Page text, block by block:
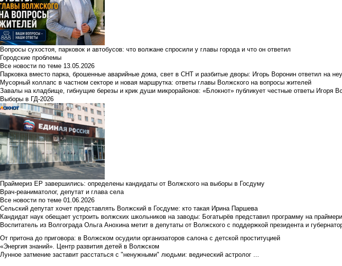
Вопросы сухостоя, парковок и автобусов: что волжане спросили у главы города и что он ответил
Городские проблемы
Все новости по теме 13.05.2026
Парковка вместо парка, брошенные аварийные дома, свет в СНТ и разбитые дворы: Игорь Воронин ответил на
Мусорный коллапс в частном секторе и новая маршрутка: ответы главы Волжского на вопросы жителей
Завалы на кладбище, гибнущие березы и крик души микрорайонов: «Блокнот» публикует честные ответы Игоря
Выборы в ГД-2026
Праймериз ЕР завершились: определены кандидаты от Волжского на выборы в Госдуму
Врач-реаниматолог, депутат и глава села
Все новости по теме 01.06.2026
Сельский депутат хочет представлять Волжский в Госдуме: кто такая Ирина Паршева
Кандидат наук обещает устроить волжских школьников на заводы: Богатырёв представил программу на
Воспитатель из Волгограда Ольга Анохина метит в депутаты от Волжского с поддержкой президента и
От притона до приговора: в Волжском осудили организаторов салона с детской проституцией
«Энергия знаний». Центр развития детей в Волжском
Лунное затмение заставит расстаться с "ненужными" людьми: ведический астролог ...